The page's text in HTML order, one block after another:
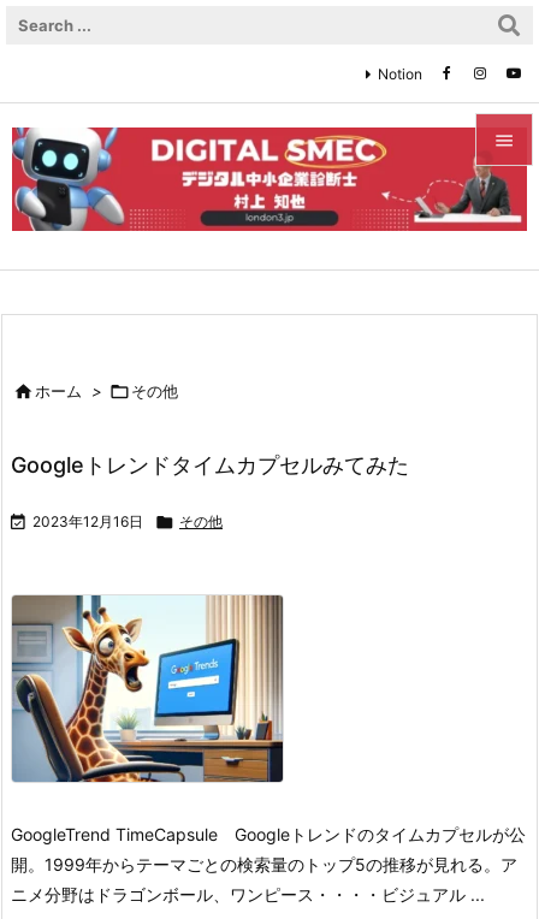


メニュ

Notion
ホーム > その他
Googleトレンドタイムカプセルみてみた
 2023年12月16日  その他
GoogleTrend TimeCapsule Googleトレンドのタイムカプセルが公
開。1999年からテーマごとの検索量のトップ5の推移が見れる。 ア
ニメ分野はドラゴンボール、ワンピース・・・・ ビジュアル ...